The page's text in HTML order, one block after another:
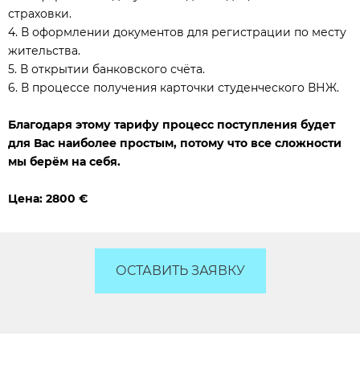
страховки.
4. В оформлении документов для регистрации по месту
жительства.
5. В открытии банковского счёта.
6. В процессе получения карточки студенческого ВНЖ.
Благодаря этому тарифу процесс поступления будет
для Вас наиболее простым, потому что все сложности
мы берём на себя.
Цена: 2800 €
ОСТАВИТЬ ЗАЯВКУ